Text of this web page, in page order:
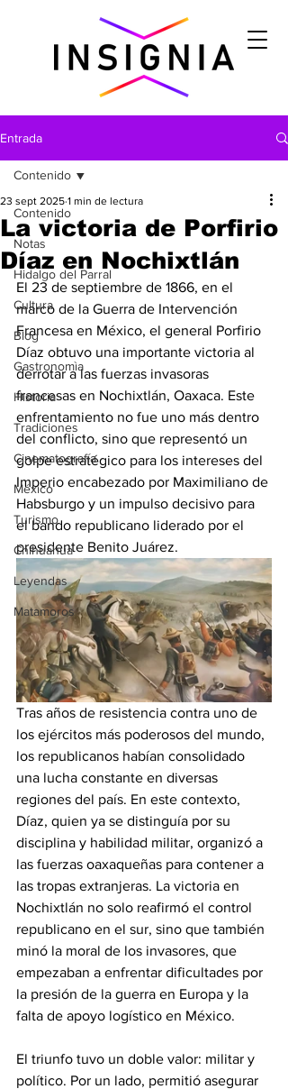
Entrada
Contenido
Notas
Hidalgo del Parral
Cultura
Blog
Gastronomìa
Historia
Tradiciones
Cinematografía
México
Turismo
Chihuahua
Leyendas
Matamoros
Contenido
La victoria de Porfirio
Díaz en Nochixtlán
23 sept 2025 1 min de lectura
El 23 de septiembre de 1866, en el
marco de la Guerra de Intervención
Francesa en México, el general Porfirio
Díaz obtuvo una importante victoria al
derrotar a las fuerzas invasoras
francesas en Nochixtlán, Oaxaca. Este
enfrentamiento no fue uno más dentro
del conflicto, sino que representó un
golpe estratégico para los intereses del
Imperio encabezado por Maximiliano de
Habsburgo y un impulso decisivo para
el bando republicano liderado por el
presidente Benito Juárez.
Tras años de resistencia contra uno de
los ejércitos más poderosos del mundo,
los republicanos habían consolidado
una lucha constante en diversas
regiones del país. En este contexto,
Díaz, quien ya se distinguía por su
disciplina y habilidad militar, organizó a
las fuerzas oaxaqueñas para contener a
las tropas extranjeras. La victoria en
Nochixtlán no solo reafirmó el control
republicano en el sur, sino que también
minó la moral de los invasores, que
empezaban a enfrentar dificultades por
la presión de la guerra en Europa y la
falta de apoyo logístico en México.
El triunfo tuvo un doble valor: militar y
político. Por un lado, permitió asegurar